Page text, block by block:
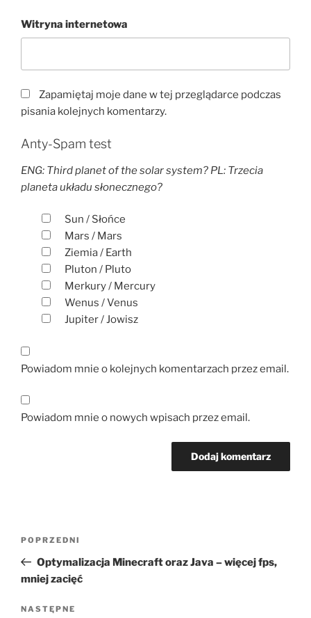
Witryna internetowa
Zapamiętaj moje dane w tej przeglądarce podczas
pisania kolejnych komentarzy.
Anty-Spam test
ENG: Third planet of the solar system? PL: Trzecia
planeta układu słonecznego?
Sun / Słońce
Mars / Mars
Ziemia / Earth
Pluton / Pluto
Merkury / Mercury
Wenus / Venus
Jupiter / Jowisz
Powiadom mnie o kolejnych komentarzach przez email.
Powiadom mnie o nowych wpisach przez email.
Poprzedni
wpis
POPRZEDNI
Optymalizacja Minecraft oraz Java – więcej fps,
mniej zacięć
Następny
NASTĘPNE